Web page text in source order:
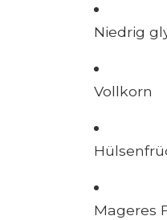
Niedrig
Vollkorn
Mageres